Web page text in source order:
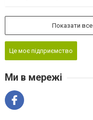
Показати все
Це моє підприємство
Ми в мережі